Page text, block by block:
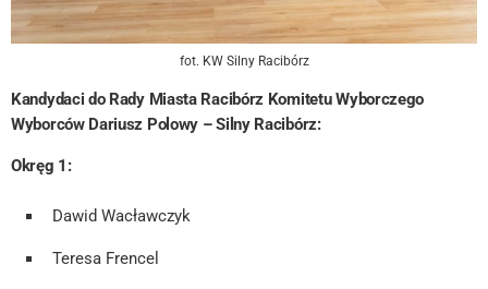
fot. KW Silny Racibórz
Kandydaci do Rady Miasta Racibórz Komitetu Wyborczego
Wyborców Dariusz Polowy – Silny Racibórz:
Okręg 1:
Dawid Wacławczyk
Teresa Frencel